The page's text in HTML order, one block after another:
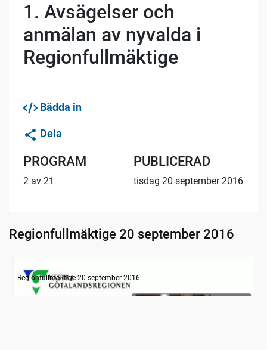
1. Avsägelser och
anmälan av nyvalda i
Regionfullmäktige
Bädda in
Dela
PROGRAM
2 av 21
PUBLICERAD
tisdag 20 september 2016
Regionfullmäktige 20 september 2016
Information om dagens ärenden
Regionfullmäktige 20 september 2016